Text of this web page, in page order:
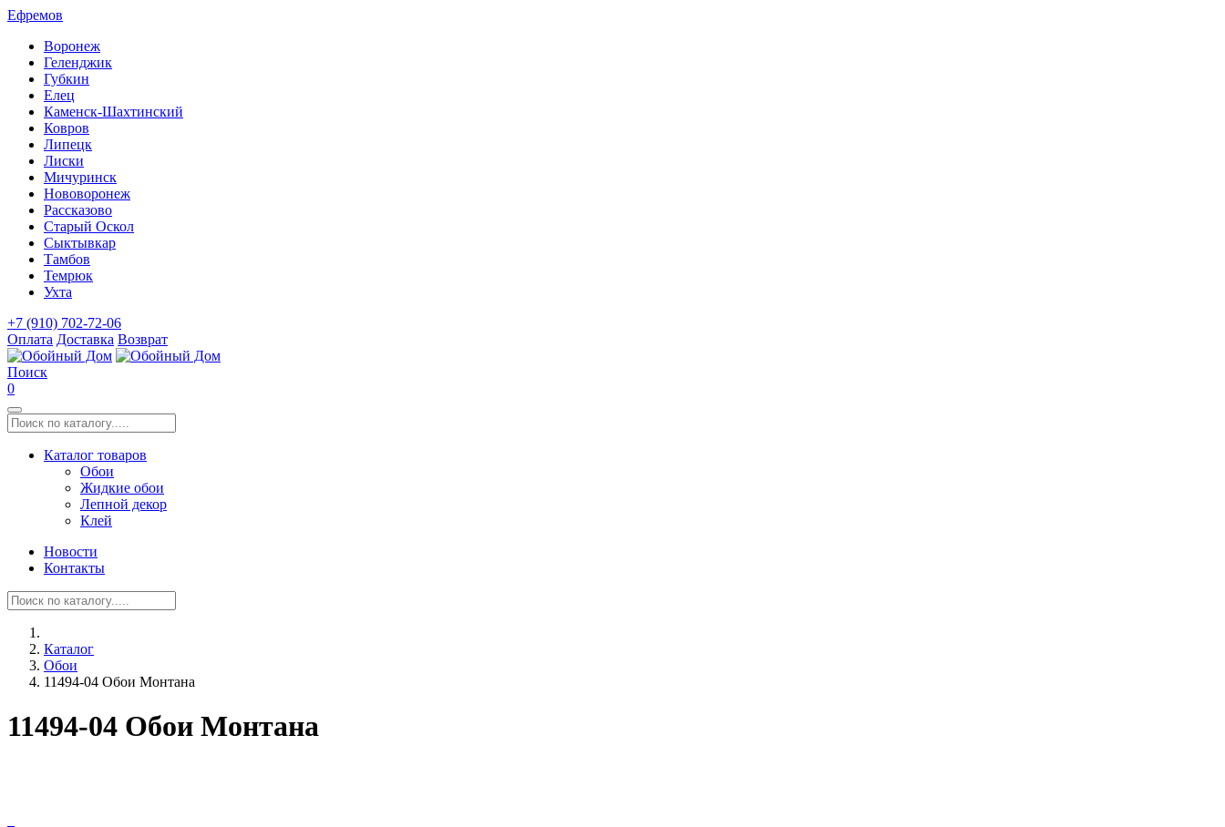
Ефремов
Воронеж
Геленджик
Губкин
Елец
Каменск-Шахтинский
Ковров
Липецк
Лиски
Мичуринск
Нововоронеж
Рассказово
Старый Оскол
Сыктывкар
Тамбов
Темрюк
Ухта
+7 (910) 702-72-06
Оплата Доставка Возврат
Поиск
0
Каталог товаров
Обои
Жидкие обои
Лепной декор
Клей
Новости
Контакты
Каталог
Обои
11494-04 Обои Монтана
11494-04 Обои Монтана